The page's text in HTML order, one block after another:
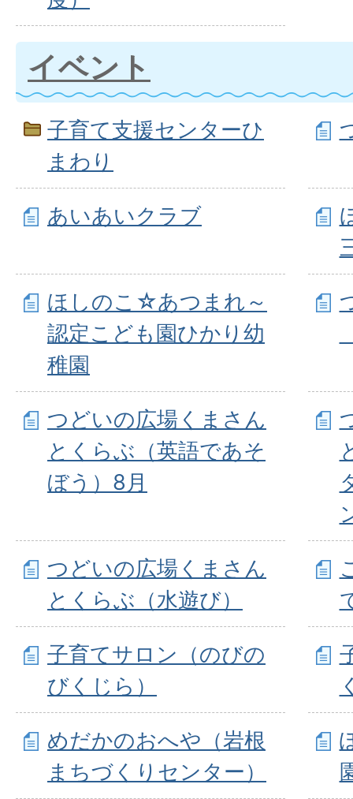
イベント
子育て支援センターひ
まわり
あいあいクラブ
ほしのこ☆あつまれ～
認定こども園ひかり幼
稚園
つどいの広場くまさん
とくらぶ（英語であそ
ぼう）8月
つどいの広場くまさん
とくらぶ（水遊び）
子育てサロン（のびの
びくじら）
めだかのおへや（岩根
まちづくりセンター）